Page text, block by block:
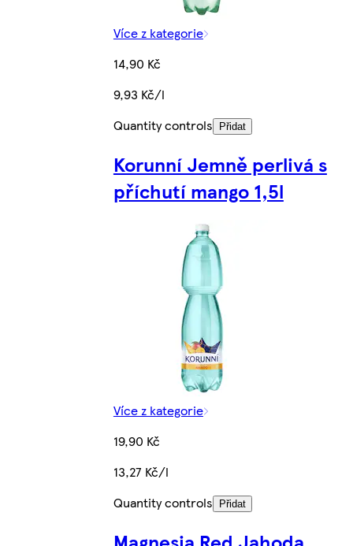
Více z kategorie
14,90 Kč
9,93 Kč/l
Quantity controls
Přidat
Korunní Jemně perlivá s
příchutí mango 1,5l
Více z kategorie
19,90 Kč
13,27 Kč/l
Quantity controls
Přidat